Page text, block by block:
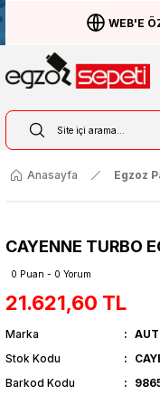
WEB'E
Anasayfa Egzoz
CAYENNE TURBO
0 Puan - 0 Yorum
21.621,60 TL
Marka
Stok Kodu
Barkod Kodu